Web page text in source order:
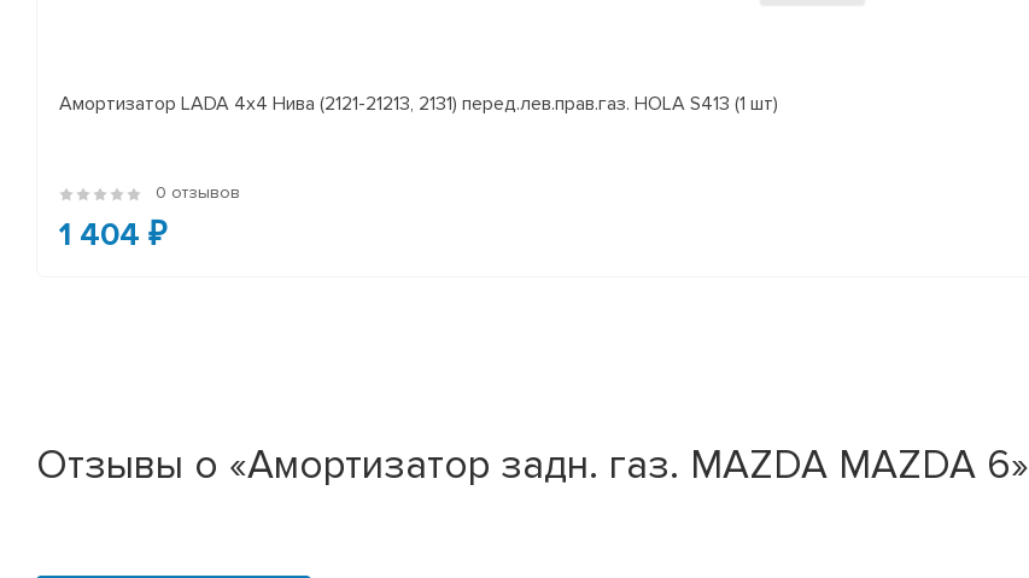
Амортизатор LADA 4x4 Нива (2121-21213, 2131) перед.лев.прав.газ. HOLA S413 (1 шт)
0 отзывов
1 404 ₽
Отзывы о «Амортизатор задн. газ. MAZDA MAZDA 6»